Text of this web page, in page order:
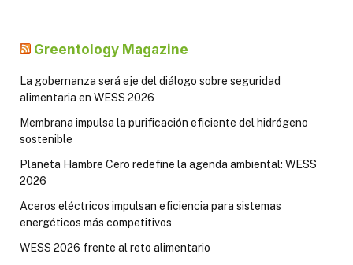
Greentology Magazine
La gobernanza será eje del diálogo sobre seguridad
alimentaria en WESS 2026
Membrana impulsa la purificación eficiente del hidrógeno
sostenible
Planeta Hambre Cero redefine la agenda ambiental: WESS
2026
Aceros eléctricos impulsan eficiencia para sistemas
energéticos más competitivos
WESS 2026 frente al reto alimentario